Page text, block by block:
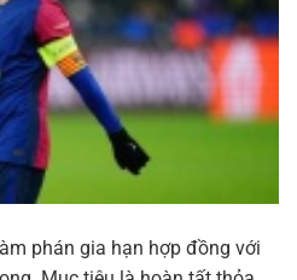
phán gia hạn hợp đồng với